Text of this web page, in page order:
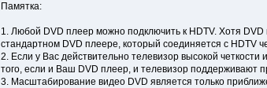
Памятка:
1. Любой DVD плеер можно подключить к HDTV. Хотя
стандартном DVD плеере, который соединяется с HDTV
2. Если у Вас действительно телевизор высокой
того, если и Ваш DVD плеер, и телевизор поддерживают
3. Масштабирование видео DVD является только